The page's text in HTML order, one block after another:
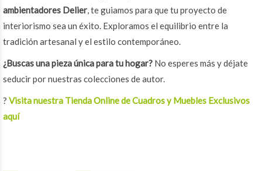
ambientadores Delier, te guiamos para que tu proyecto de
interiorismo sea un éxito. Exploramos el equilibrio entre la
tradición artesanal y el estilo contemporáneo.
¿Buscas una pieza única para tu hogar? No esperes más y déjate
seducir por nuestras colecciones de autor.
? Visita nuestra Tienda Online de Cuadros y Muebles Exclusivos
aquí